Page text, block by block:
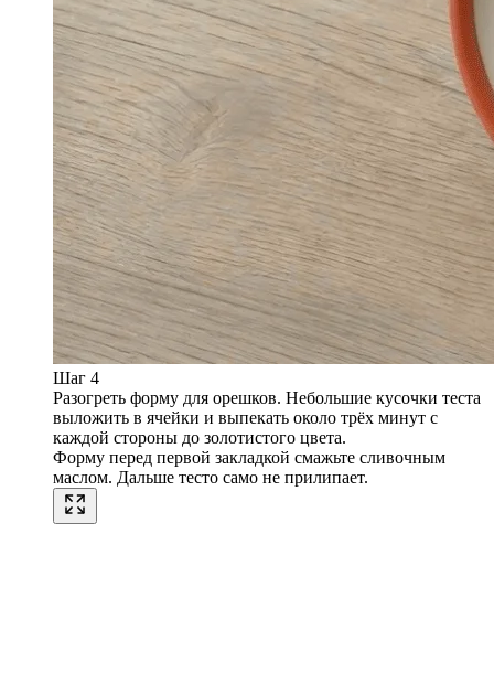
Шаг 4
Разогреть форму для орешков. Небольшие кусочки теста
выложить в ячейки и выпекать около трёх минут с
каждой стороны до золотистого цвета.
Форму перед первой закладкой смажьте сливочным
маслом. Дальше тесто само не прилипает.